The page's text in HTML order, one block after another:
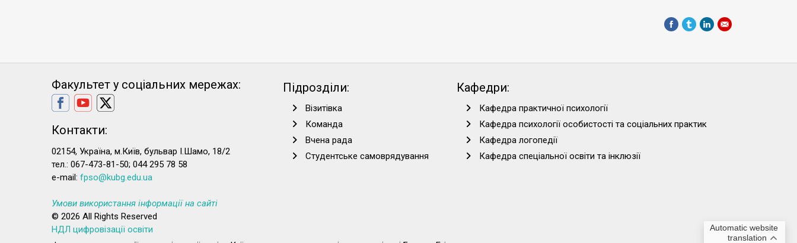
Automatic website
translation
Факультет у соціальних мережах:
Контакти:
02154, Україна, м.Київ, бульвар І.Шамо, 18/2
тел.: 067-473-81-50; 044 295 78 58
e-mail: fpso@kubg.edu.ua
Підрозділи:
Візитівка
Команда
Вчена рада
Студентське самоврядування
Кафедри:
Кафедра практичної психології
Кафедра психології особистості та соціальних практик
Кафедра логопедії
Кафедра спеціальної освіти та інклюзії
Умови використання інформації на сайті
© 2026 All Rights Reserved
НДЛ цифровізації освіти